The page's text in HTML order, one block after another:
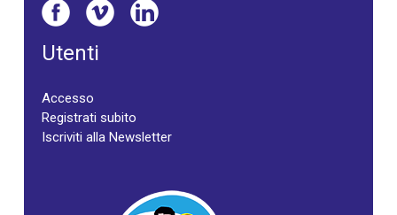
Utenti
Accesso
Registrati subito
Iscriviti alla Newsletter